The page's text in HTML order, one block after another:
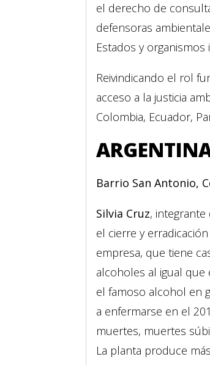
el derecho de
defensoras
Estados y organismos
Reivindicando el rol
acceso a la justicia
Colombia, Ecuador,
Barrio San Antonio,
Silvia Cruz, integrante
el cierre y
empresa, que tiene
alcoholes al igual
el famoso alcohol en
a enfermarse en el
muertes, muertes
La planta produce